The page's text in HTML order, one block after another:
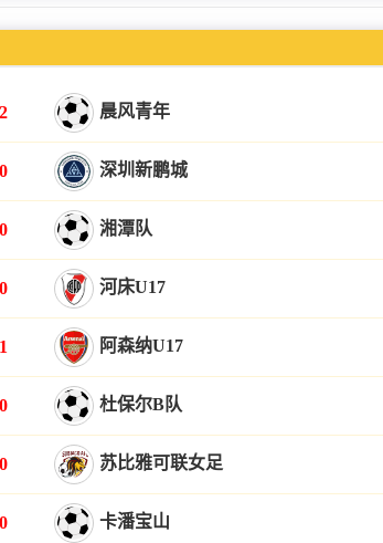
晨风青年
深圳新鹏城
湘潭队
河床U17
阿森纳U17
杜保尔B队
苏比雅可联女足
卡潘宝山